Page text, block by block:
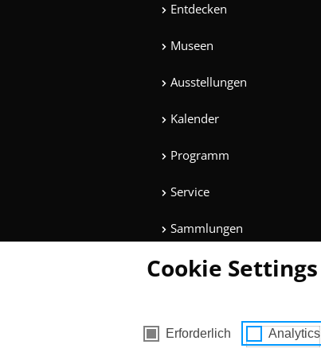
Entdecken
Museen
Ausstellungen
Kalender
Programm
Service
Sammlungen
Magazine
Unterhaltung
Cookie Settings
mit Zustimmung
Erforderlich Analytics